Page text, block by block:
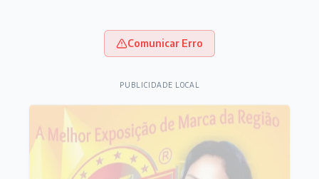
Comunicar Erro
PUBLICIDADE LOCAL